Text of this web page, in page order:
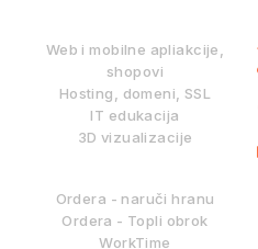
Web i mobilne apliakcije,
shopovi
Hosting, domeni, SSL
IT edukacija
3D vizualizacije
Ordera - naruči hranu
Ordera - Topli obrok
WorkTime